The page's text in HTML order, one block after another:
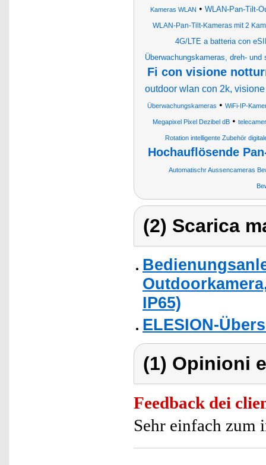
Kameras WLAN • WLAN-Pan-Tilt-
WLAN-Pan-Tilt-Kameras mit 2
4G/LTE a batteria con
Überwachungskameras, dreh-
Fi con visione
outdoor wlan con 2k,
Überwachungskameras • WiFi-IP-
Megapixel Pixel Dezibel dB •
Rotation intelligente Zubehör
Hochauflösende
Automatischr Aussencameras
(2) Scarica
IP65)
ELESION-
(1) Opinioni
Feedback dei
Sehr einfach zum